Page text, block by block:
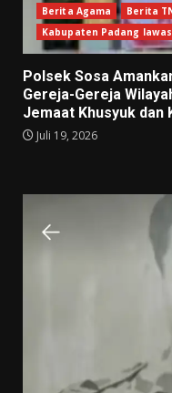
Berita Agama
Berita
Kabupaten Padang
Polsek Sosa
Gereja-Gereja
Jemaat Khusyuk dan
Juli 19, 2026